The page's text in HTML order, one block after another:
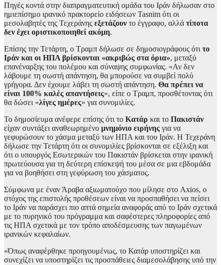
Πηγές κοντά στην διαπραγματευτική ομάδα του Ιράν δήλωσαν στο
ημιεπίσημο ιρανικό πρακτορείο ειδήσεων Tasnim ότι οι
μεσολαβητές της Τεχεράνης εξετάζουν το έγγραφο, αλλά τίποτα
δεν έχει οριστικοποιηθεί ακόμη.
Επίσης την Τετάρτη, ο Τραμπ δήλωσε σε δημοσιογράφους ότι το
Ιράν και οι ΗΠΑ βρίσκονται «ακριβώς στα όρια», μεταξύ
επανέναρξης του πολέμου και σύναψης συμφωνίας. «Αν δεν
λάβουμε τη σωστή απάντηση, θα μπορούσε να συμβεί πολύ
γρήγορα. Δεν έχουμε λάβει τη σωστή απάντηση. Θα πρέπει να
είναι 100% καλές απαντήσεις», είπε ο Τραμπ, προσθέτοντας ότι
θα δώσει «λίγες ημέρες» για συνομιλίες.
Το δημοσίευμα ανέφερε επίσης ότι το Κατάρ και το Πακιστάν
είχαν συντάξει αναθεωρημένο μνημόνιο ειρήνης για να
γεφυρώσουν το χάσμα μεταξύ των ΗΠΑ και του Ιράν. Η Τεχεράνη
δήλωσε την Τετάρτη ότι οι συνομιλίες βρίσκονται σε εξέλιξη και
ότι ο υπουργός Εσωτερικών του Πακιστάν βρίσκεται στην ιρανική
πρωτεύουσα για τη δεύτερη επίσκεψή του μέσα σε μια εβδομάδα
για να βοηθήσει στη γεφύρωση του χάσματος.
Σύμφωνα με έναν Άραβα αξιωματούχο που μίλησε στο Axios, ο
στόχος της επιστολής προθέσεων είναι να προσπαθήσει να πείσει
το Ιράν να παράσχει πιο απτά σημεία αναφοράς από το Ιράν σχετικά
με το πυρηνικό του πρόγραμμα και σαφέστερες πληροφορίες από
τις ΗΠΑ σχετικά με τον τρόπο αποδέσμευσης των παγωμένων
ιρανικών κεφαλαίων.
«Όπως αναφέρθηκε προηγουμένως, το Κατάρ υποστηρίζει και
συνεχίζει να υποστηρίζει τις προσπάθειες διαμεσολάβησης υπό την